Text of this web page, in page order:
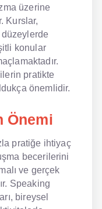
üzerine
Kurslar,
konular
pratikte
önemlidir.
Önemi
pratiğe ihtiyaç
becerilerini
ve gerçek
Speaking
bireysel